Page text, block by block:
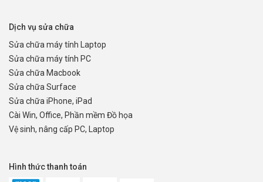
Dịch vụ sửa chữa
Sửa chữa máy tính Laptop
Sửa chữa máy tính PC
Sửa chữa Macbook
Sửa chữa Surface
Sửa chữa iPhone, iPad
Cài Win, Office, Phần mềm Đồ họa
Vệ sinh, nâng cấp PC, Laptop
Hình thức thanh toán